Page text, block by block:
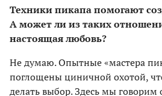
Техники пикапа помогают
А может ли из таких
настоящая любовь?
Не думаю. Опытные «мастера
поглощены циничной охотой,
делать выбор. Здесь мы говорим